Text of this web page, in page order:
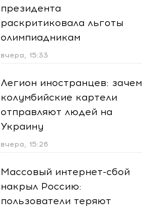
президента
раскритиковала льготы
олимпиадникам
вчера, 15:33
Легион иностранцев: зачем
колумбийские картели
отправляют людей на
Украину
вчера, 15:26
Массовый интернет-сбой
накрыл Россию:
пользователи теряют